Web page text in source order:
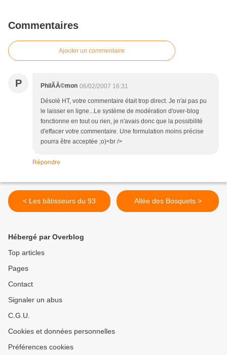
Commentaires
Ajouter un commentaire
P PhilÃÂ©mon 06/02/2007 16:31
Désolé HT, votre commentaire était trop direct. Je n'ai pas pu
le laisser en ligne...Le système de modération d'over-blog
fonctionne en tout ou rien, je n'avais donc que la possibilité
d'effacer votre commentaire. Une formulation moins précise
pourra être acceptée ;o)<br />
Répondre
< Les bâtisseurs du 93 Allée des Bosquets >
Hébergé par Overblog
Top articles
Pages
Contact
Signaler un abus
C.G.U.
Cookies et données personnelles
Préférences cookies